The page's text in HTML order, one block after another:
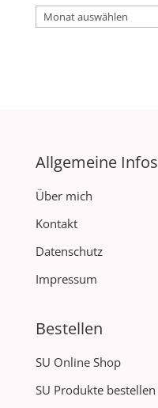
Archiv
Allgemeine Infos
Über mich
Kontakt
Datenschutz
Impressum
Bestellen
SU Online Shop
SU Produkte bestellen